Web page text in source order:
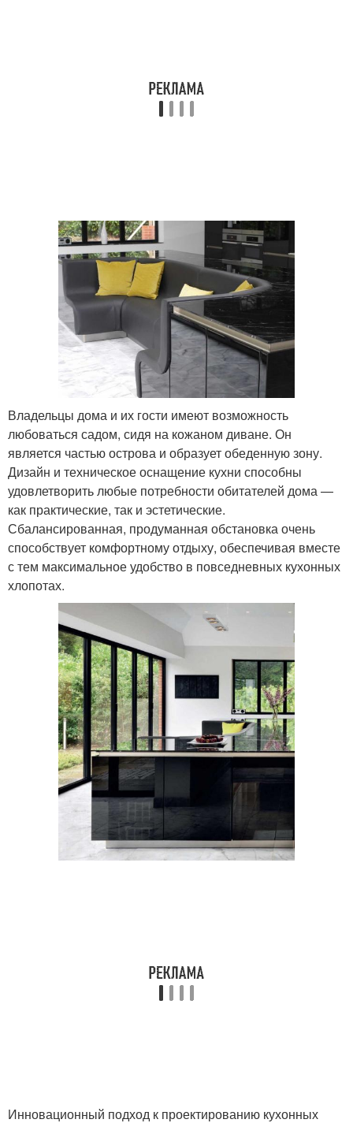
Владельцы дома и их гости имеют возможность
любоваться садом, сидя на кожаном диване. Он
является частью острова и образует обеденную зону.
Дизайн и техническое оснащение кухни способны
удовлетворить любые потребности обитателей дома —
как практические, так и эстетические.
Сбалансированная, продуманная обстановка очень
способствует комфортному отдыху, обеспечивая вместе
с тем максимальное удобство в повседневных кухонных
хлопотах.
Инновационный подход к проектированию кухонных